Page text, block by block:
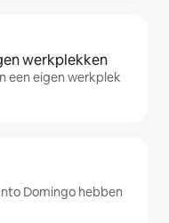
werkplekken
een eigen werkplek
Domingo hebben